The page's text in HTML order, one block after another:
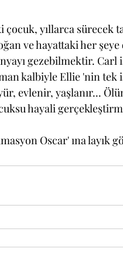
çocuk, yıllarca sürecek
ve hayattaki her
gezebilmektir.
kalbiyle Ellie 'nin
evlenir, yaşlanır...
hayali
Oscar' ına layık